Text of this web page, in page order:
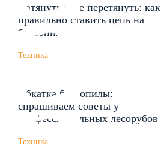
Натянуть и не перетянуть: как
правильно ставить цепь на
бензопилу
Техника
Обкатка бензопилы:
спрашиваем советы у
профессиональных лесорубов
Техника